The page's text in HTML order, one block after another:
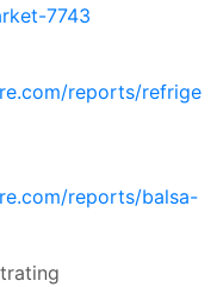
7743
reports/refrige
reports/balsa-